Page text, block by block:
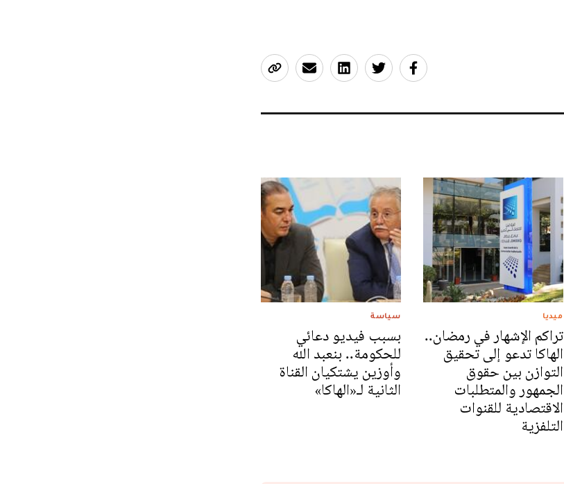
ميديا
تراكم الإشهار في رمضان..
الهاكا تدعو إلى تحقيق
التوازن بين حقوق
الجمهور والمتطلبات
الاقتصادية للقنوات
التلفزية
سياسة
بسبب فيديو دعائي
للحكومة.. بنعبد الله
وأوزين يشتكيان القناة
الثانية لـ«الهاكا»